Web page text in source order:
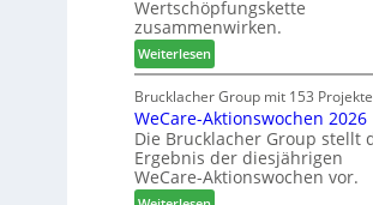
h
ä
f
s
f
ü
h
r
t
B
i
l
a
n
z
i
n
Wertschöpfungskette
zusammenwirken.
Weiterlesen:
K
a
n
t
e
a
Brucklacher Group mit 153
WeCare-Aktionswochen 2026
Die Brucklacher Group stellt
Ergebnis der diesjährigen
WeCare-Aktionswochen vor.